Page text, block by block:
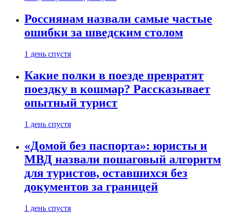
Россиянам назвали самые частые
ошибки за шведским столом
1 день спустя
Какие полки в поезде превратят
поездку в кошмар? Рассказывает
опытный турист
1 день спустя
«Домой без паспорта»: юристы и
МВД назвали пошаговый алгоритм
для туристов, оставшихся без
документов за границей
1 день спустя